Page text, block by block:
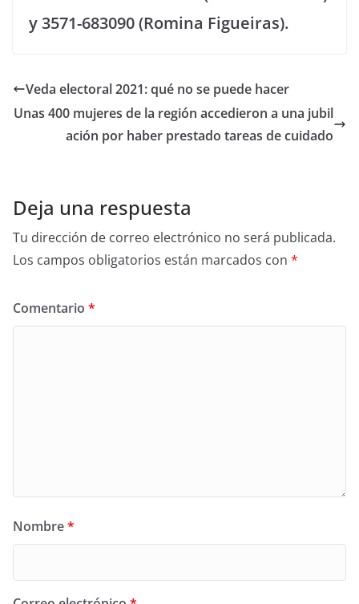
y 3571-683090 (Romina Figueiras).
Veda electoral 2021: qué no se puede hacer
Unas 400 mujeres de la región accedieron a una jubil
ación por haber prestado tareas de cuidado
Deja una respuesta
Tu dirección de correo electrónico no será publicada.
Los campos obligatorios están marcados con *
Comentario *
Nombre*